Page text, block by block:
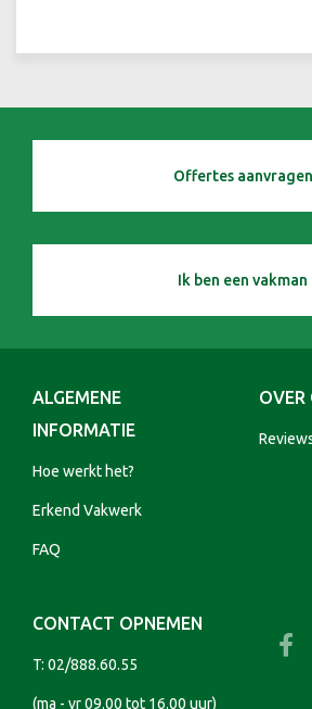
Offertes aanvragen
Ik ben een vakman
ALGEMENE
INFORMATIE
Hoe werkt het?
Erkend Vakwerk
FAQ
OVER
CONTACT OPNEMEN
T: 02/888.60.55
(ma - vr 09.00 tot 16.00 uur)